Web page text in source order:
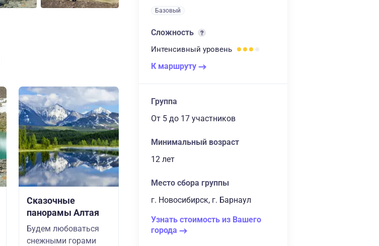
Сказочные
панорамы Алтая
Будем любоваться
снежными горами
Базовый
Сложность
Интенсивный уровень
К маршруту
Группа
От 5 до 17 участников
Минимальный возраст
12 лет
Место сбора группы
г. Новосибирск, г. Барнаул
Узнать стоимость из Вашего
города